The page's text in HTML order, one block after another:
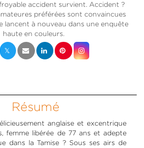
accident survient. Accident ?
préférées sont convaincues
lancent à nouveau dans une enquête
haute en couleurs.
Résumé
anglaise et excentrique
femme libérée de 77 ans et adepte
dans la Tamise ? Sous ses airs de